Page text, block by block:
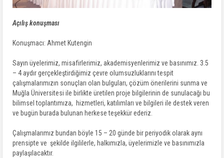
Açılış konuşması
Konuşmacı: Ahmet Kutengin
Sayın üyelerimiz, misafirlerimiz, akademisyenlerimiz ve basınımız. 3.5
– 4 aydır gerçekleştirdiğimiz çevre olumsuzluklarını tespit
çalışmalarımızın sonuçları olan bulguları, çözüm önerilerini sunma ve
Muğla Üniversitesi ile birlikte üretilen proje bilgilerinin de sunulacağı bu
bilimsel toplantımıza, hizmetleri, katılımları ve bilgileri ile destek veren
ve bugün burada bulunan herkese teşekkür ederiz.
Çalışmalarımız bundan böyle 15 – 20 günde bir periyodik olarak aynı
prensipte ve şekilde ilgililerle, halkımızla, üyelerimizle ve basınımızla
paylaşılacaktır.